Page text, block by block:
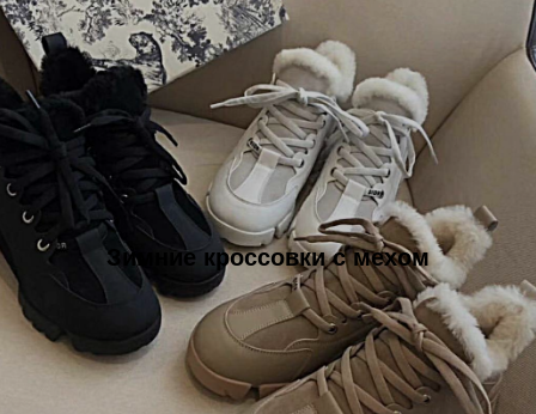
Зимние кроссовки с мехом